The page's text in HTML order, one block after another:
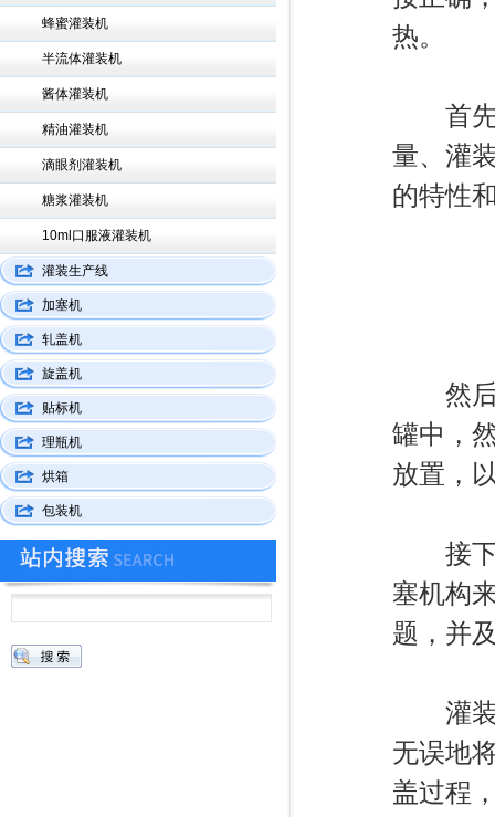
热。
首先
量、灌
的特性
然后
罐中，
放置，
接下
塞机构
题，并
灌装
无误地
盖过程
蜂蜜灌装机
半流体灌装机
酱体灌装机
精油灌装机
滴眼剂灌装机
糖浆灌装机
10ml口服液灌装机
灌装生产线
加塞机
轧盖机
旋盖机
贴标机
理瓶机
烘箱
包装机